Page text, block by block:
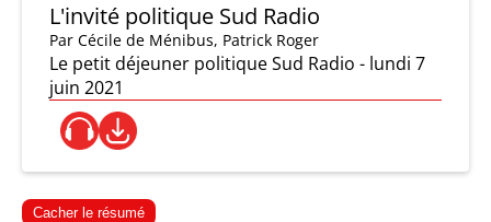
L'invité politique Sud Radio
Par Cécile de Ménibus, Patrick Roger
Le petit déjeuner politique Sud Radio - lundi 7
juin 2021
Cacher le résumé